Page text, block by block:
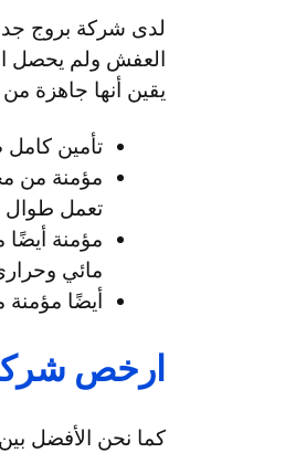
لدى شركة بروج
العفش ولم يحصل
يقين أنها جاهزة
تأمين كامل
مؤمنة من
تعمل طوال
مؤمنة
مائي
أيضًا
ارخص
كما نحن الأفضل